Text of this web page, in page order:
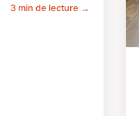
3 min de lecture →